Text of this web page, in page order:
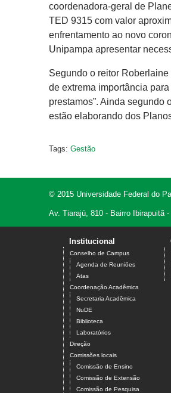
coordenadora-geral de
TED 9315 com valor
enfrentamento ao novo
Unipampa apresentar
Segundo o reitor
de extrema importância
prestamos”. Ainda segundo
estão elaborando dos
Tags: Gestão
© 2015 Universidade Federal do
Av. Tiarajú, 810 - Bairro Ibirapuitã
Institucional
Conselho de Campus
Agenda de Reuniões
Atas
Coordenação Acadêmica
Secretaria Acadêmica
NuDE
Biblioteca
Laboratórios
Direção
Comissões locais
Comissão de Ensino
Comissão de Extensão
Comissão de Pesquisa